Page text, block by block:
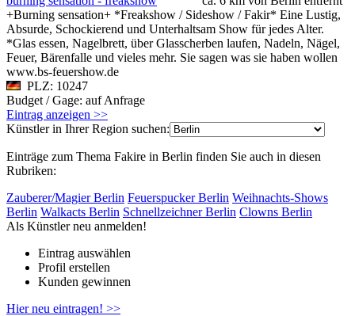
+Burning sensation+ *Freakshow / Sideshow / Fakir* Eine Lustig,
Absurde, Schockierend und Unterhaltsam Show für jedes Alter.
*Glas essen, Nagelbrett, über Glasscherben laufen, Nadeln, Nägel,
Feuer, Bärenfalle und vieles mehr. Sie sagen was sie haben wollen
www.bs-feuershow.de
PLZ: 10247
Budget / Gage: auf Anfrage
Eintrag anzeigen >>
Künstler in Ihrer Region suchen:
Einträge zum Thema Fakire in Berlin finden Sie auch in diesen
Rubriken:
Zauberer/Magier Berlin Feuerspucker Berlin Weihnachts-Shows
Berlin Walkacts Berlin Schnellzeichner Berlin Clowns Berlin
Als Künstler neu anmelden!
Eintrag auswählen
Profil erstellen
Kunden gewinnen
Hier neu eintragen! >>